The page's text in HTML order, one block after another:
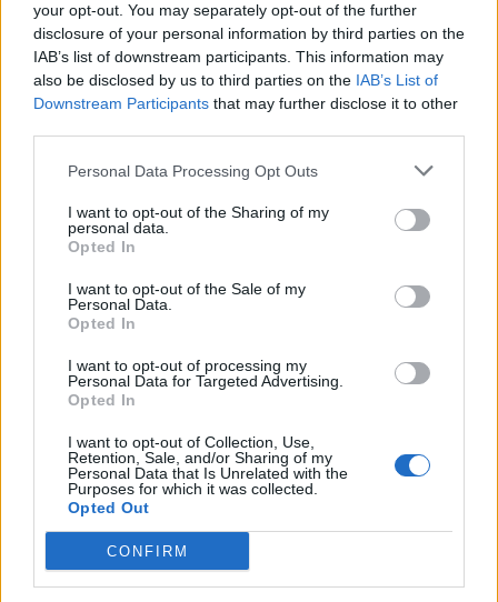
your opt-out. You may separately opt-out of the further
disclosure of your personal information by third parties on the
IAB’s list of downstream participants. This information may
also be disclosed by us to third parties on the IAB’s List of
Downstream Participants that may further disclose it to other
Personal Data Processing Opt Outs
I want to opt-out of the Sharing of my
personal data.
Opted In
I want to opt-out of the Sale of my
Personal Data.
Opted In
I want to opt-out of processing my
Personal Data for Targeted Advertising.
Opted In
I want to opt-out of Collection, Use,
Retention, Sale, and/or Sharing of my
Personal Data that Is Unrelated with the
Purposes for which it was collected.
Opted Out
CONFIRM
Η Chery επενδύει 75 εκατ. δολάρια στην KG Mobility
Το FIAT 500 Hybrid τώρα από
Ατρόμητος και Novibet
συνεργασίας τους μέχρι το
FTSE4Good
Alpha Bank: Για πρώτη φορά το Αρχαίο Θέατρο Επιδαύρου άνοιξε τις
πύλες του σε όλους
ΠΕΡΙΣΣΌΤΕΡΑ ΣΕ ΑΥΤΉ ΤΗΝ ΚΑΤΗΓΟΡΊΑ